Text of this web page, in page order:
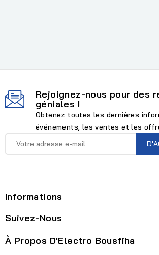
Rejoignez-nous pour des
géniales !
Obtenez toutes les dernières
événements, les ventes et les
Informations
Suivez-Nous
À Propos D'Electro Bousfiha